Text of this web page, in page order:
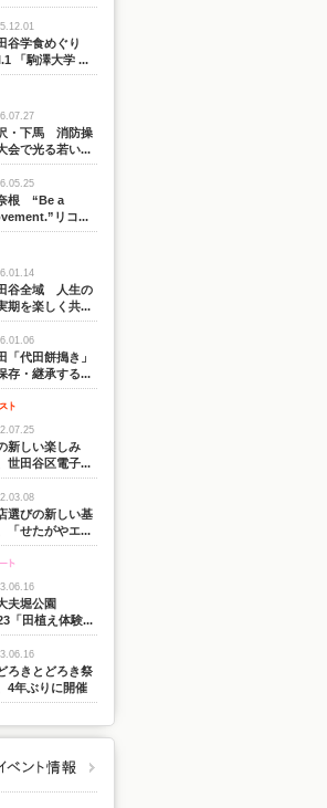
谷学食めぐり
「駒澤大学 ...
・下馬 消防操
会で光る若い...
根 “Be a
リコ...
谷全域 人生の
期を楽しく共...
「代田餅搗き」
存・継承する...
新しい楽しみ
世田谷区電子...
選びの新しい基
「せたがやエ...
夫堀公園
「田植え体験...
ろきとどろき祭
4年ぶりに開催